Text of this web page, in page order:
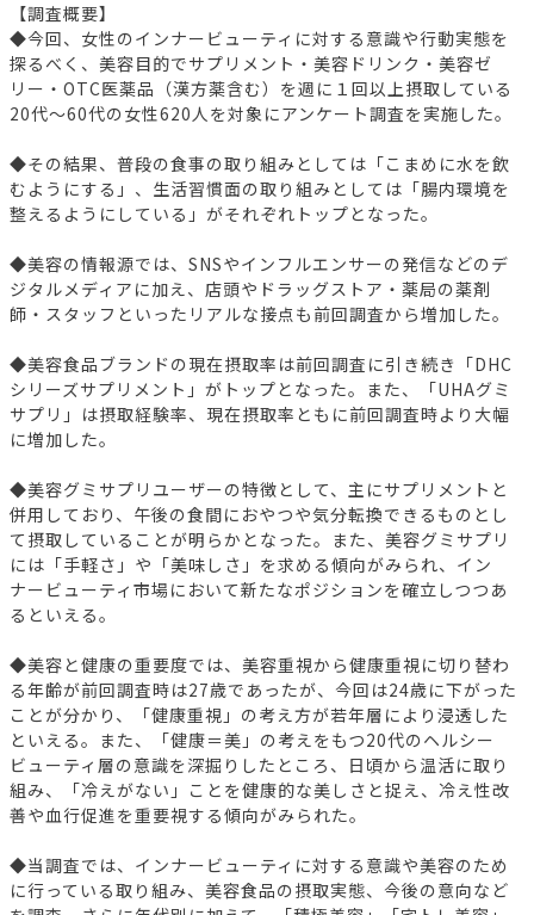
【調査概要】
◆今回、女性のインナービューティに対する意識や行動実態を
探るべく、美容目的でサプリメント・美容ドリンク・美容ゼ
リー・OTC医薬品（漢方薬含む）を週に１回以上摂取している
20代～60代の女性620人を対象にアンケート調査を実施した。
◆その結果、普段の食事の取り組みとしては「こまめに水を飲
むようにする」、生活習慣面の取り組みとしては「腸内環境を
整えるようにしている」がそれぞれトップとなった。
◆美容の情報源では、SNSやインフルエンサーの発信などのデ
ジタルメディアに加え、店頭やドラッグストア・薬局の薬剤
師・スタッフといったリアルな接点も前回調査から増加した。
◆美容食品ブランドの現在摂取率は前回調査に引き続き「DHC
シリーズサプリメント」がトップとなった。また、「UHAグミ
サプリ」は摂取経験率、現在摂取率ともに前回調査時より大幅
に増加した。
◆美容グミサプリユーザーの特徴として、主にサプリメントと
併用しており、午後の食間におやつや気分転換できるものとし
て摂取していることが明らかとなった。また、美容グミサプリ
には「手軽さ」や「美味しさ」を求める傾向がみられ、イン
ナービューティ市場において新たなポジションを確立しつつあ
るといえる。
◆美容と健康の重要度では、美容重視から健康重視に切り替わ
る年齢が前回調査時は27歳であったが、今回は24歳に下がった
ことが分かり、「健康重視」の考え方が若年層により浸透した
といえる。また、「健康＝美」の考えをもつ20代のヘルシー
ビューティ層の意識を深掘りしたところ、日頃から温活に取り
組み、「冷えがない」ことを健康的な美しさと捉え、冷え性改
善や血行促進を重要視する傾向がみられた。
◆当調査では、インナービューティに対する意識や美容のため
に行っている取り組み、美容食品の摂取実態、今後の意向など